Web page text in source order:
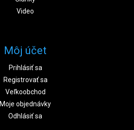
Video
Môj účet
Prihlásiť sa
Registrovať sa
Veľkoobchod
Moje objednávky
Odhlásiť sa